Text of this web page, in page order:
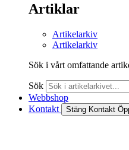
Artiklar
Artikelarkiv
Artikelarkiv
Sök i vårt omfattande
Sök
Webbshop
Kontakt
Stäng Kontakt